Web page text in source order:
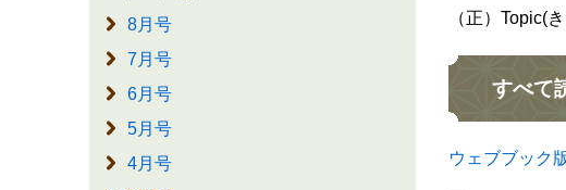
8月号
7月号
6月号
5月号
4月号
（正）
すべて
ウェブブック